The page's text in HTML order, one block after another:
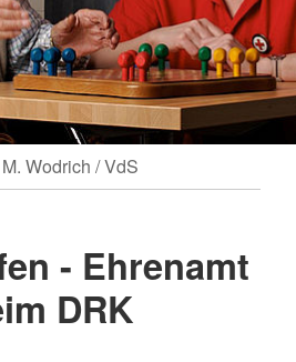
Wodrich / VdS
- Ehrenamt
DRK